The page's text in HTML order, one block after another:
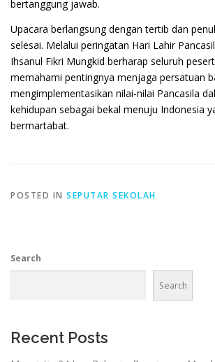
bertanggung jawab.
Upacara berlangsung dengan tertib dan
selesai. Melalui peringatan Hari Lahir
Ihsanul Fikri Mungkid berharap seluruh
memahami pentingnya menjaga persatuan
mengimplementasikan nilai-nilai Pancasila
kehidupan sebagai bekal menuju Indonesia
bermartabat.
POSTED IN SEPUTAR SEKOLAH
Search
Search
Recent Posts